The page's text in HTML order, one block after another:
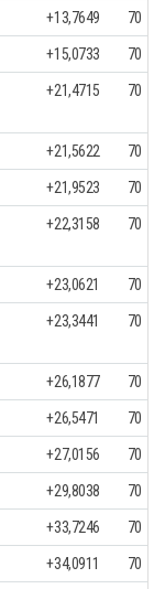
+13,7649 70
+15,0733 70
+21,4715 70
+21,5622 70
+21,9523 70
+22,3158 70
+23,0621 70
+23,3441 70
+26,1877 70
+26,5471 70
+27,0156 70
+29,8038 70
+33,7246 70
+34,0911 70